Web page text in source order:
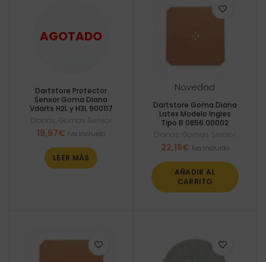
Dartstore Protector
Sensor Goma Diana
Vdarts H2L y H3L 900117
Dianas Gomas Sensor
19,97€ Iva incluido
LEER MÁS
Novedad
Dartstore Goma Diana
Latex Modelo Ingles
Tipo B 0856.00002
Dianas ,Gomas Sensor
22,16€ Iva incluido
AÑADIR AL
CARRITO